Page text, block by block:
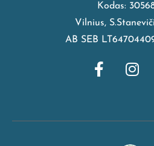
Kodas:
Vilnius,
AB SEB